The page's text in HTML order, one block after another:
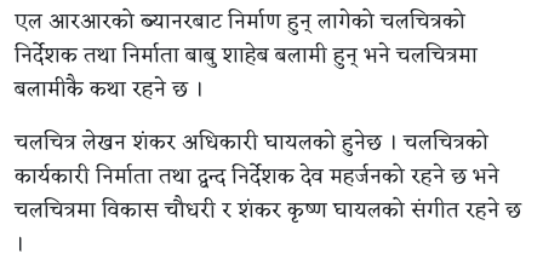
एल आरआरको ब्यानरबाट निर्माण हुन् लागेको चलचित्रको
निर्देशक तथा निर्माता बाबु शाहेब बलामी हुन् भने चलचित्रमा
बलामीकै कथा रहने छ ।
चलचित्र लेखन शंकर अधिकारी घायलकाे हुनेछ । चलचित्रको
कार्यकारी निर्माता तथा द्वन्द निर्देशक देव महर्जनको रहने छ भने
चलचित्रमा विकास चौधरी र शंकर कृष्ण घायलको संगीत रहने छ
।